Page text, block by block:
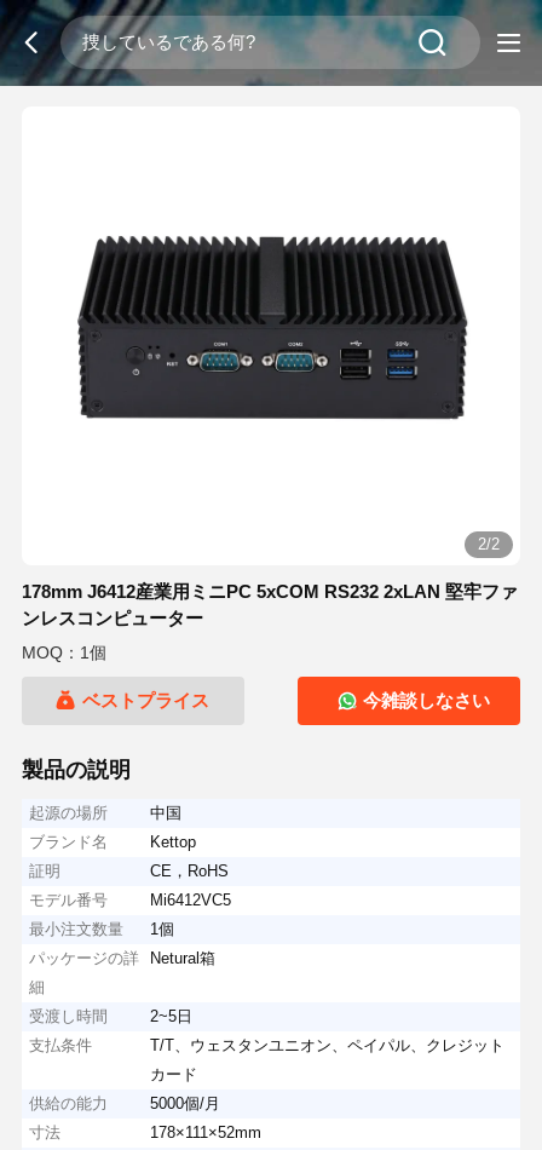
2/2
178mm J6412産業用ミニPC 5xCOM RS232 2xLAN 堅牢ファ
ンレスコンピューター
MOQ：1個
ベストプライス 今雑談しなさい
製品の説明
起源の場所
中国
ブランド名
Kettop
証明
CE，RoHS
モデル番号
Mi6412VC5
最小注文数量
1個
パッケージの詳
細
Netural箱
受渡し時間
2~5日
支払条件
T/T、ウェスタンユニオン、ペイパル、クレジット
カード
供給の能力
5000個/月
寸法
178×111×52mm